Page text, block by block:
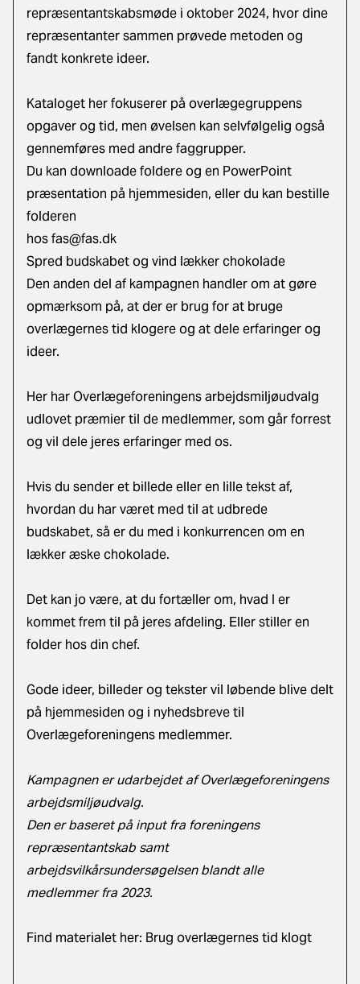
repræsentantskabsmøde i oktober 2024, hvor dine
repræsentanter sammen prøvede metoden og
fandt konkrete ideer.
Kataloget her fokuserer på overlægegruppens
opgaver og tid, men øvelsen kan selvfølgelig også
gennemføres med andre faggrupper.
Du kan downloade foldere og en PowerPoint
præsentation på hjemmesiden, eller du kan bestille
folderen
hosfas@fas.dk
Spred budskabet og vind lækker chokolade
Den anden del af kampagnen handler om at gøre
opmærksom på, at der er brug for at bruge
overlægernes tid klogere og at dele erfaringer og
ideer.
Her har Overlægeforeningens arbejdsmiljøudvalg
udlovet præmier til de medlemmer, som går forrest
og vil dele jeres erfaringer med os.
Hvis du sender et billede eller en lille tekst af,
hvordan du har været med til at udbrede
budskabet, så er du med i konkurrencen om en
lækker æske chokolade.
Det kan jo være, at du fortæller om, hvad I er
kommet frem til på jeres afdeling. Eller stiller en
folder hos din chef.
Gode ideer, billeder og tekster vil løbende blive delt
på hjemmesiden og i nyhedsbreve til
Overlægeforeningens medlemmer.
Kampagnen er udarbejdet af Overlægeforeningens
arbejdsmiljøudvalg.
Den er baseret på input fra foreningens
repræsentantskab samt
arbejdsvilkårsundersøgelsen blandt alle
medlemmer fra 2023.
Find materialet her: Brug overlægernes tid klogt